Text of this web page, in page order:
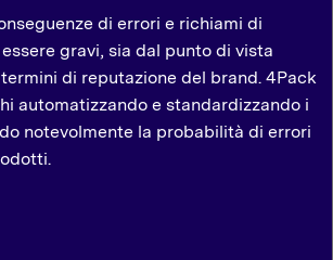
di errori e richiami di
gravi, sia dal punto di vista
di reputazione del brand. 4Pack
automatizzando e standardizzando i
notevolmente la probabilità di errori